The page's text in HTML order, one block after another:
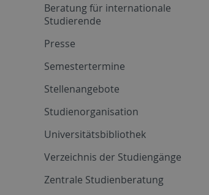
Beratung für internationale
Studierende
Presse
Semestertermine
Stellenangebote
Studienorganisation
Universitätsbibliothek
Verzeichnis der Studiengänge
Zentrale Studienberatung